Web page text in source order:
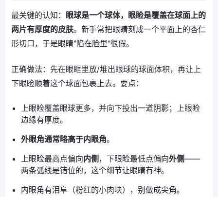
最关键的认知： 眼球是一个球体，眼睑是覆盖在球面上的
两片有厚度的皮肤。新手常把眼睛刻成一个平面上的杏仁
形切口，于是眼睛"陷在脸里"很假。
正确做法：先在眼眶里放/堆出眼球的球面体积，再让上
下眼睑顺着这个球面包裹上去。要点：
上眼睑覆盖眼球更多，并向下投出一道阴影；上眼睑
边缘有厚度。
外眼角通常略高于内眼角。
上眼睑最高点偏向内侧 ，下眼睑最低点偏向外侧——
两条弧线是错位的，这个细节让眼睛有神。
内眼角有泪阜（粉红的小肉块），别做成尖角。